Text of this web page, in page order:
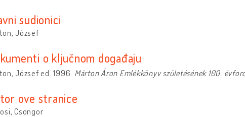
sudionici
József
o ključnom događaju
József ed. 1996. Márton Áron Emlékkönyv születésének 100.
ove stranice
Csongor